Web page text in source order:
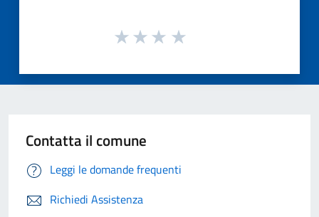
Contatta il comune
Leggi le domande frequenti
Richiedi Assistenza